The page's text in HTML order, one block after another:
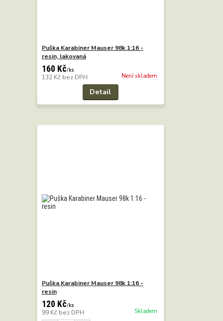
Puška Karabiner Mauser 98k 1:16 -
resin, lakovaná
160 Kč/ks
132 Kč bez DPH Není skladem
Detail
Puška Karabiner Mauser 98k 1:16 -
resin
120 Kč/ks
99 Kč bez DPH Skladem